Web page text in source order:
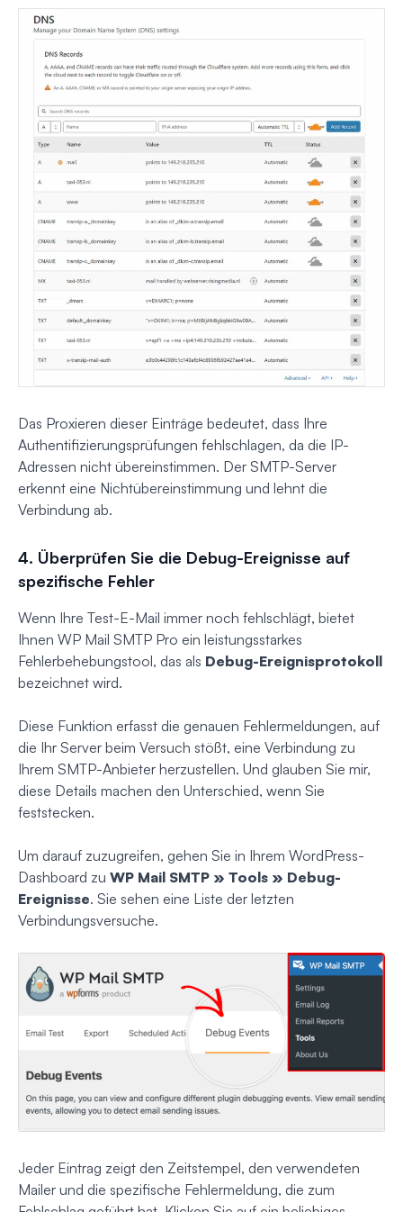
Das Proxieren dieser Einträge bedeutet, dass Ihre
Authentifizierungsprüfungen fehlschlagen, da die IP-
Adressen nicht übereinstimmen. Der SMTP-Server
erkennt eine Nichtübereinstimmung und lehnt die
Verbindung ab.
4. Überprüfen Sie die Debug-Ereignisse auf
spezifische Fehler
Wenn Ihre Test-E-Mail immer noch fehlschlägt, bietet
Ihnen WP Mail SMTP Pro ein leistungsstarkes
Fehlerbehebungstool, das als Debug-Ereignisprotokoll
bezeichnet wird.
Diese Funktion erfasst die genauen Fehlermeldungen, auf
die Ihr Server beim Versuch stößt, eine Verbindung zu
Ihrem SMTP-Anbieter herzustellen. Und glauben Sie mir,
diese Details machen den Unterschied, wenn Sie
feststecken.
Um darauf zuzugreifen, gehen Sie in Ihrem WordPress-
Dashboard zu WP Mail SMTP » Tools » Debug-
Ereignisse. Sie sehen eine Liste der letzten
Verbindungsversuche.
Jeder Eintrag zeigt den Zeitstempel, den verwendeten
Mailer und die spezifische Fehlermeldung, die zum